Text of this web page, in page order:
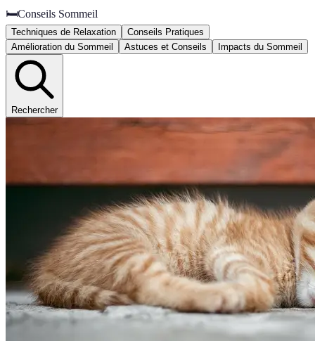
🛏️Conseils Sommeil
Techniques de Relaxation
Conseils Pratiques
Amélioration du Sommeil
Astuces et Conseils Impacts du Sommeil
Rechercher